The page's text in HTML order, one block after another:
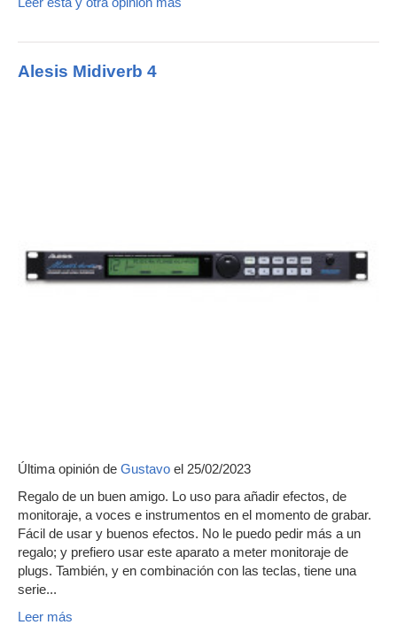
Alesis Midiverb 4
Última opinión de Gustavo el 25/02/2023
Regalo de un buen amigo. Lo uso para añadir efectos, de
monitoraje, a voces e instrumentos en el momento de grabar.
Fácil de usar y buenos efectos. No le puedo pedir más a un
regalo; y prefiero usar este aparato a meter monitoraje de
plugs. También, y en combinación con las teclas, tiene una
serie...
Leer más